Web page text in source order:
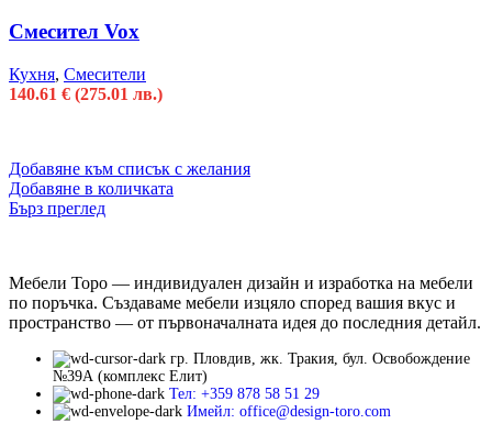
Смесител Vox
Кухня, Смесители
140.61 € (275.01 лв.)
Добавяне към списък с желания
Добавяне в количката
Бърз преглед
Мебели Торо — индивидуален дизайн и изработка на мебели
по поръчка. Създаваме мебели изцяло според вашия вкус и
пространство — от първоначалната идея до последния детайл.
гр. Пловдив, жк. Тракия, бул. Освобождение
№39А (комплекс Елит)
Тел: +359 878 58 51 29
Имейл: office@design-toro.com